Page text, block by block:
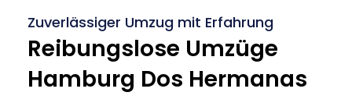
Zuverlässiger Umzug mit Erfahrung
Reibungslose Umzüge
Hamburg Dos Hermanas